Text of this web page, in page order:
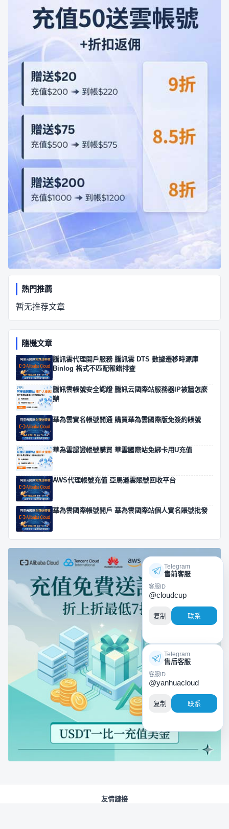
熱門推薦
暂无推荐文章
隨機文章
騰訊雲代理開戶服務 騰訊雲 DTS 數據遷移時源庫
Binlog 格式不匹配報錯排查
騰訊雲帳號安全認證 騰訊云國際站服務器IP被牆怎麼
辦
華為雲實名帳號開通 購買華為雲國際版免簽約賬號
華為雲認證帳號購買 華雲國際站免綁卡用U充值
AWS代理帳號充值 亞馬遜雲賬號回收平台
華為雲國際帳號開戶 華為雲國際站個人實名賬號批發
友情鏈接
Telegram
售前客服
客服ID
@cloudcup
复制 联系
Telegram
售后客服
客服ID
@yanhuacloud
复制 联系